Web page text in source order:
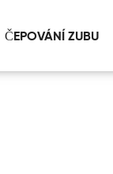
ČEPOVÁNÍ ZUBU